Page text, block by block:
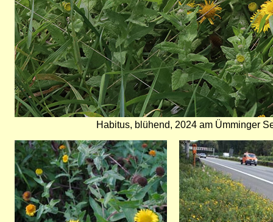
Habitus, blühend, 2024 am Ümminger
Bild
Bild